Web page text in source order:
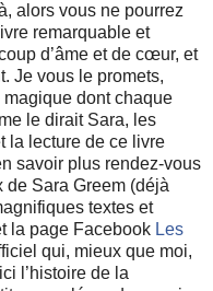
alors vous ne pourrez
remarquable et
d’âme et de cœur, et
Je vous le promets,
dont chaque
le dirait Sara, les
la lecture de ce livre
savoir plus rendez-vous
Sara Greem (déjà
textes et
la page Facebook Les
qui, mieux que moi,
l’histoire de la